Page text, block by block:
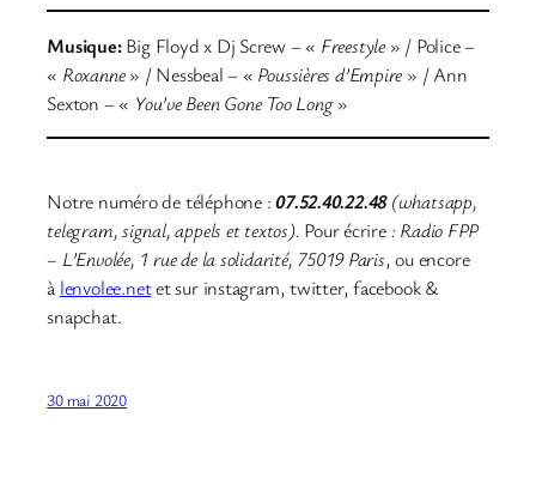
Musique:Big Floyd x Dj Screw – « Freestyle» / Police –
« Roxanne» / Nessbeal – « Poussières d’Empire» / Ann
Sexton – « You’ve Been Gone Too Long»
Notre numéro de téléphone :07.52.40.22.48(whatsapp,
telegram, signal, appels et textos). Pour écrire: Radio FPP
– L’Envolée, 1 rue de la solidarité, 75019 Paris, ou encore
à lenvolee.netet sur instagram, twitter, facebook &
snapchat.
30 mai 2020